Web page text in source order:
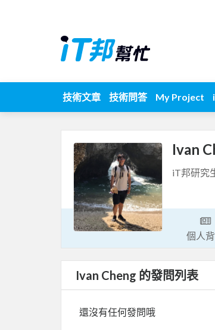
技術文章 技術問答 My Project
Ivan
iT邦研究
個人
Ivan Cheng 的發問列表
還沒有任何發問哦